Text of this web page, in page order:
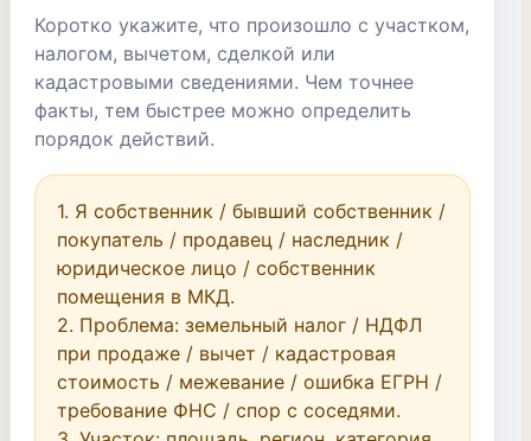
Коротко укажите, что произошло с участком,
налогом, вычетом, сделкой или
кадастровыми сведениями. Чем точнее
факты, тем быстрее можно определить
порядок действий.
1. Я собственник / бывший собственник /
покупатель / продавец / наследник /
юридическое лицо / собственник
помещения в МКД.
2. Проблема: земельный налог / НДФЛ
при продаже / вычет / кадастровая
стоимость / межевание / ошибка ЕГРН /
требование ФНС / спор с соседями.